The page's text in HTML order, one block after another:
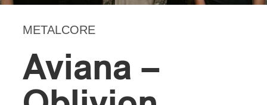
METALCORE
Aviana –